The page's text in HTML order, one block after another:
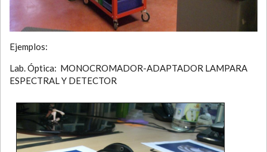
Ejemplos:
Lab. Óptica: MONOCROMADOR-ADAPTADOR LAMPARA
ESPECTRAL Y DETECTOR